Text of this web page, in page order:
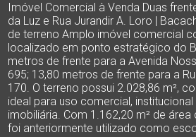
Imóvel Comercial à Venda Duas
da Luz e Rua Jurandir A. Loro |
de terreno Amplo imóvel comercial
localizado em ponto estratégico do
metros de frente para a Avenida
695; 13,80 metros de frente para a
170. O terreno possui 2.028,86 m²,
ideal para uso comercial,
imobiliária. Com 1.162,20 m² de
foi anteriormente utilizado como